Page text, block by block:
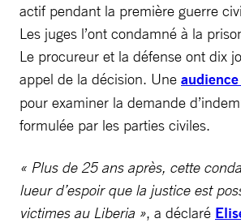
actif pendant la première guerre
Les juges l’ont condamné à la
Le procureur et la défense ont dix
appel de la décision. Une
pour examiner la demande
formulée par les parties civiles.
« Plus de 25 ans après, cette
lueur d’espoir que la justice est
victimes au Liberia », a déclaré